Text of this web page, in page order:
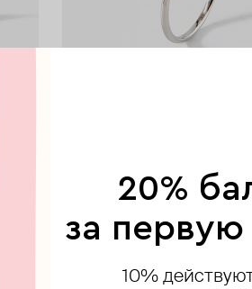
71 280 ₽ 79 200 ₽ −10%
при оплате онлайн
20%
за первую
10%